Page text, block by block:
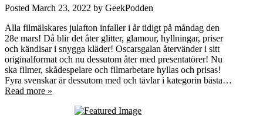
Posted March 23, 2022 by GeekPodden
Alla filmälskares julafton infaller i år tidigt på måndag den
28e mars! Då blir det åter glitter, glamour, hyllningar, priser
och kändisar i snygga kläder! Oscarsgalan återvänder i sitt
originalformat och nu dessutom åter med presentatörer! Nu
ska filmer, skådespelare och filmarbetare hyllas och prisas!
Fyra svenskar är dessutom med och tävlar i kategorin bästa…
Read more »